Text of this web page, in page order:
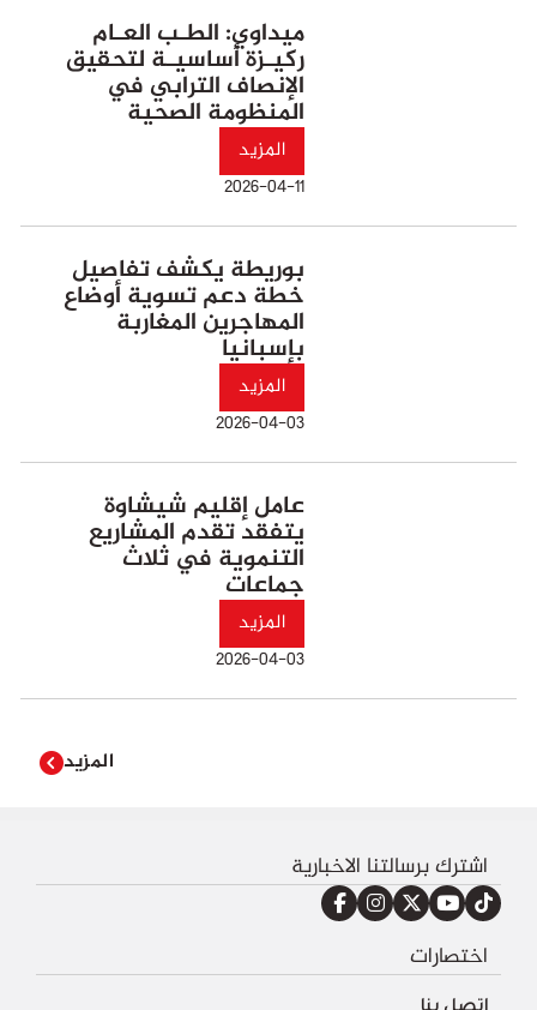
ميداوي: الطـب العـام
ركيـزة أساسيـة لتحقيق
الإنصاف الترابي في
المنظومة الصحية
المزيد
2026-04-11
بوريطة يكشف تفاصيل
خطة دعم تسوية أوضاع
المهاجرين المغاربة
بإسبانيا
المزيد
2026-04-03
عامل إقليم شيشاوة
يتفقد تقدم المشاريع
التنموية في ثلاث
جماعات
المزيد
2026-04-03
المزيد
اشترك برسالتنا الاخبارية
اختصارات